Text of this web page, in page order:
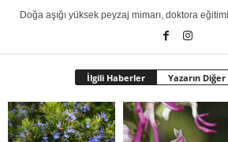
Doğa aşığı yüksek peyzaj mimarı, doktora
İlgili Haberler Yazarın